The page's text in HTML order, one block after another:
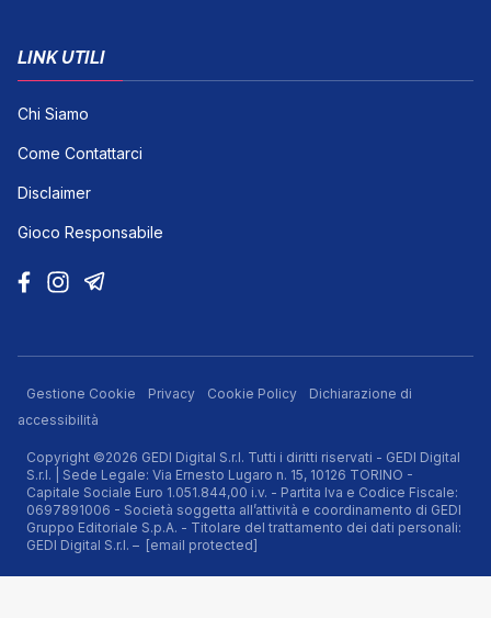
LINK UTILI
Chi Siamo
Come Contattarci
Disclaimer
Gioco Responsabile
Gestione Cookie Privacy Cookie Policy
Dichiarazione di
accessibilità
Copyright ©2026 GEDI Digital S.r.l. Tutti i diritti riservati - GEDI Digital
S.r.l. | Sede Legale: Via Ernesto Lugaro n. 15, 10126 TORINO -
Capitale Sociale Euro 1.051.844,00 i.v. - Partita Iva e Codice Fiscale:
0697891006 - Società soggetta all’attività e coordinamento di GEDI
Gruppo Editoriale S.p.A. - Titolare del trattamento dei dati personali:
GEDI Digital S.r.l. – [email protected]